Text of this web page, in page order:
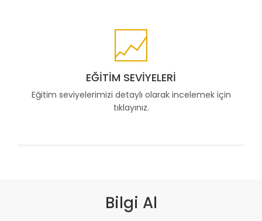
EĞITIM SEVIYELERI
Eğitim seviyelerimizi detaylı olarak incelemek için
tıklayınız.
Bilgi Al